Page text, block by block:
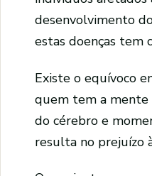
desenvolvimento
estas doenças tem
Existe o equívoco
quem tem a mente
do cérebro e
resulta no prejuízo